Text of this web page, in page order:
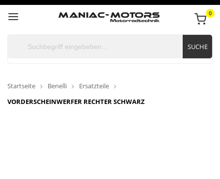
0
SUCHE
Startseite Benelli
Ersatzteile
VORDERSCHEINWERFER RECHTER SCHWARZ